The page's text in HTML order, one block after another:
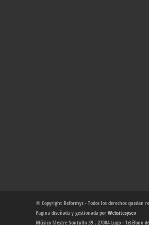
© Copyright Reformys - Todos los derechos quedan
Pagina diseñada y gestionada por Websitesyseo
Músico Mestre Soutullo 39 . 27004 Lugo - Teléfono